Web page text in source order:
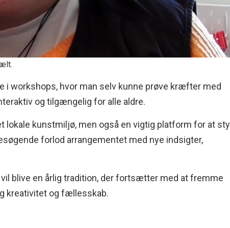
i workshops, hvor man selv kunne prøve kræfter med
og tilgængelig for alle aldre.
lokale kunstmiljø, men også en vigtig platform for at
forlod arrangementet med nye indsigter,
blive en årlig tradition, der fortsætter med at fremme
kreativitet og fællesskab.